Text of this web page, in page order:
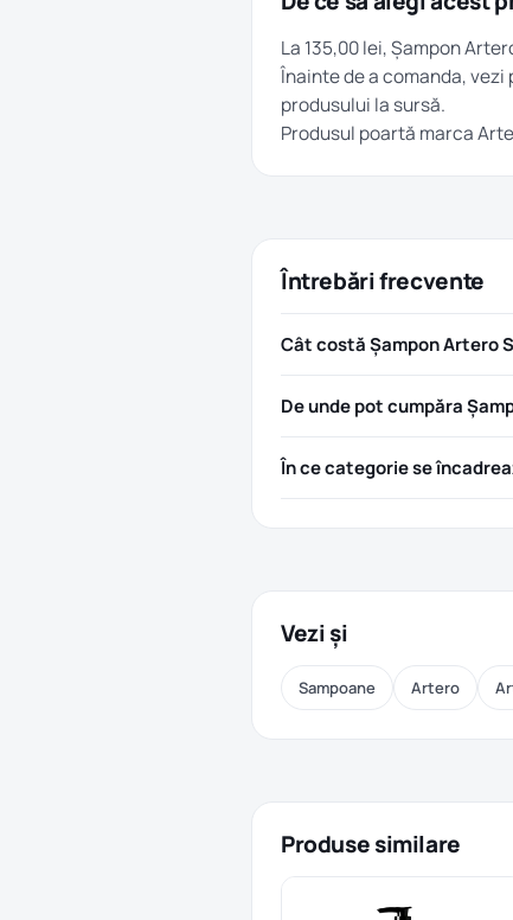
La 135,00 lei, Șampon
Înainte de a comanda,
produsului la sursă.
Produsul poartă marca
Întrebări frecvente
Cât costă Șampon Artero
De unde pot cumpăra
În ce categorie se
Vezi și
Sampoane Artero
Produse similare